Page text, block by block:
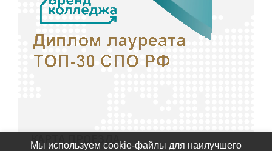
КАРТА ПРОЕЗДА
Мы используем cookie-файлы для наилучшего